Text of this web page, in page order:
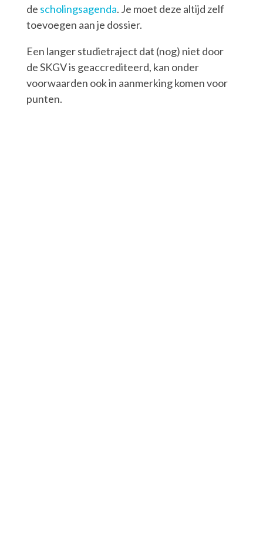
de scholingsagenda. Je moet deze altijd zelf
toevoegen aan je dossier.
Een langer studietraject dat (nog) niet door
de SKGV is geaccrediteerd, kan onder
voorwaarden ook in aanmerking komen voor
punten.